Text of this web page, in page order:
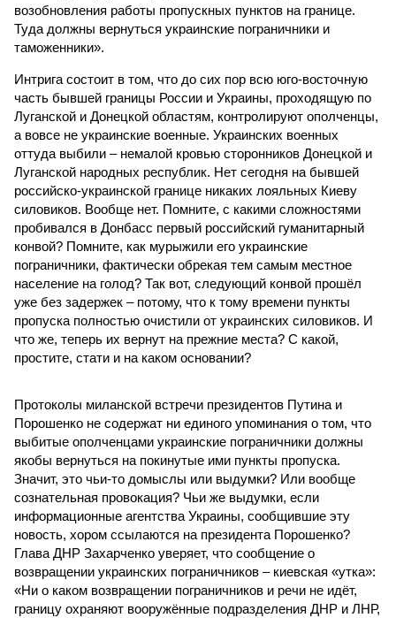
возобновления работы пропускных пунктов на границе.
Туда должны вернуться украинские пограничники и
таможенники».
Интрига состоит в том, что до сих пор всю юго-восточную
часть бывшей границы России и Украины, проходящую по
Луганской и Донецкой областям, контролируют ополченцы,
а вовсе не украинские военные. Украинских военных
оттуда выбили – немалой кровью сторонников Донецкой и
Луганской народных республик. Нет сегодня на бывшей
российско-украинской границе никаких лояльных Киеву
силовиков. Вообще нет. Помните, с какими сложностями
пробивался в Донбасс первый российский гуманитарный
конвой? Помните, как мурыжили его украинские
пограничники, фактически обрекая тем самым местное
население на голод? Так вот, следующий конвой прошёл
уже без задержек – потому, что к тому времени пункты
пропуска полностью очистили от украинских силовиков. И
что же, теперь их вернут на прежние места? С какой,
простите, стати и на каком основании?
Протоколы миланской встречи президентов Путина и
Порошенко не содержат ни единого упоминания о том, что
выбитые ополченцами украинские пограничники должны
якобы вернуться на покинутые ими пункты пропуска.
Значит, это чьи-то домыслы или выдумки? Или вообще
сознательная провокация? Чьи же выдумки, если
информационные агентства Украины, сообщившие эту
новость, хором ссылаются на президента Порошенко?
Глава ДНР Захарченко уверяет, что сообщение о
возвращении украинских пограничников – киевская «утка»:
«Ни о каком возвращении пограничников и речи не идёт,
границу охраняют вооружённые подразделения ДНР и ЛНР,